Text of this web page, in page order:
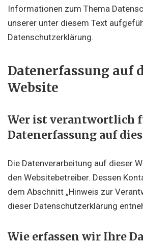
Informationen zum Thema
unserer unter diesem Text
Datenschutzerklärung.
Datenerfassung auf
Website
Wer ist verantwortlich
Datenerfassung auf
Die Datenverarbeitung auf dieser
den Websitebetreiber. Dessen
dem Abschnitt „Hinweis zur
dieser Datenschutzerklärung
Wie erfassen wir Ihre